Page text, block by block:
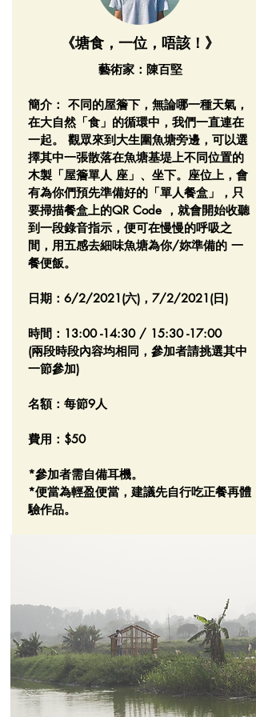
《塘食，一位，唔該！》
藝術家：陳百堅
簡介： 不同的屋簷下，無論哪一種天氣，
在大自然「食」的循環中，我們一直連在
一起。 觀眾來到大生圍魚塘旁邊，可以選
擇其中一張散落在魚塘基堤上不同位置的
木製「屋簷單人 座」、坐下。座位上，會
有為你們預先準備好的「單人餐盒」，只
要掃描餐盒上的QR Code ，就會開始收聽
到一段錄音指示，便可在慢慢的呼吸之
間，用五感去細味魚塘為你/妳準備的 一
餐便飯。
日期：6/2/2021(六)，7/2/2021(日)
時間：13:00 -14:30 / 15:30 -17:00
(兩段時段內容均相同，參加者請挑選其中
一節參加)
名額：每節9人
費用：$50
*參加者需自備耳機。
*便當為輕盈便當，建議先自行吃正餐再體
驗作品。